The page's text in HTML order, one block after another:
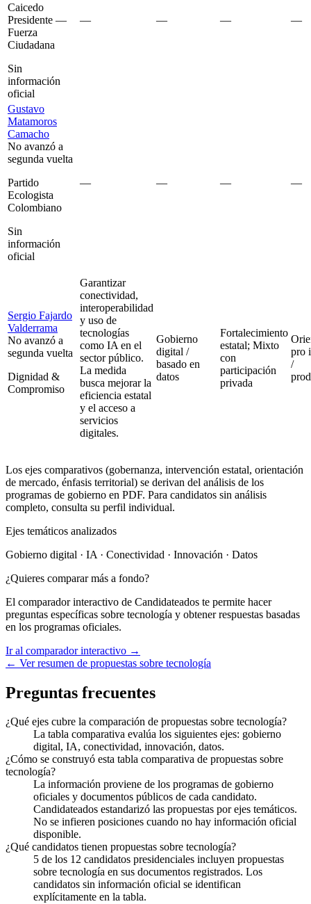
Caicedo
Presidente —
Fuerza
Ciudadana
Sin
información
oficial
— — — —
Gustavo
Matamoros
Camacho
No avanzó a
segunda vuelta
Partido
Ecologista
Colombiano
Sin
información
oficial
— — — —
Sergio Fajardo
Valderrama
No avanzó a
segunda vuelta
Dignidad &
Compromiso
Garantizar
conectividad,
interoperabilidad
y uso de
tecnologías
como IA en el
sector público.
La medida
busca mejorar la
eficiencia estatal
y el acceso a
servicios
digitales.
Gobierno
digital /
basado en
datos
Fortalecimiento
estatal; Mixto
con
participación
privada
pro
/
Los ejes comparativos (gobernanza, intervención estatal, orientación
de mercado, énfasis territorial) se derivan del análisis de los
programas de gobierno en PDF. Para candidatos sin análisis
completo, consulta su perfil individual.
Ejes temáticos analizados
Gobierno digital · IA · Conectividad · Innovación · Datos
¿Quieres comparar más a fondo?
El comparador interactivo de Candidateados te permite hacer
preguntas específicas sobre tecnología y obtener respuestas basadas
en los programas oficiales.
Ir al comparador interactivo →
← Ver resumen de propuestas sobre tecnología
Preguntas frecuentes
¿Qué ejes cubre la comparación de propuestas sobre tecnología?
La tabla comparativa evalúa los siguientes ejes: gobierno
digital, IA, conectividad, innovación, datos.
¿Cómo se construyó esta tabla comparativa de propuestas sobre
tecnología?
La información proviene de los programas de gobierno
oficiales y documentos públicos de cada candidato.
Candidateados estandarizó las propuestas por ejes temáticos.
No se infieren posiciones cuando no hay información oficial
disponible.
¿Qué candidatos tienen propuestas sobre tecnología?
5 de los 12 candidatos presidenciales incluyen propuestas
sobre tecnología en sus documentos registrados. Los
candidatos sin información oficial se identifican
explícitamente en la tabla.